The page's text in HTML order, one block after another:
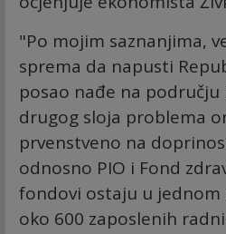
"Po mojim saznanjima,
sprema da napusti
posao nađe na području
drugog sloja problema
prvenstveno na
odnosno PIO i Fond
fondovi ostaju u jednom
oko 600 zaposlenih